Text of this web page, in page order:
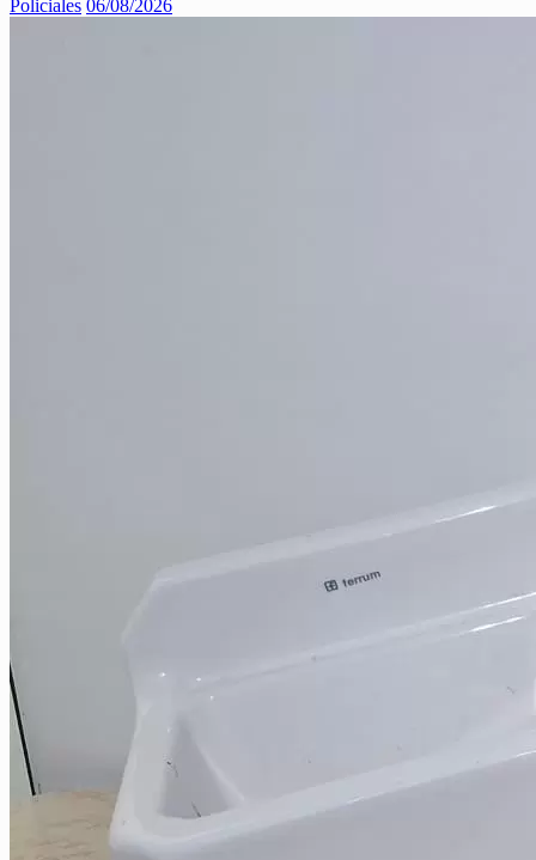
Policiales 06/08/2026